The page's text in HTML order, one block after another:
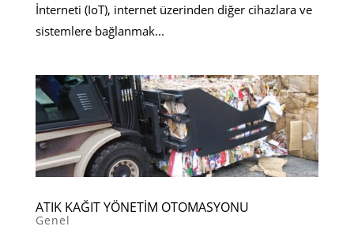
İnterneti (IoT), internet üzerinden diğer cihazlara ve
sistemlere bağlanmak...
ATIK KAĞIT YÖNETİM OTOMASYONU
Genel